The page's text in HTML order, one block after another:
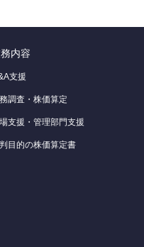
内容
支援
調査・株価算定
支援・管理部門支援
目的の株価算定書